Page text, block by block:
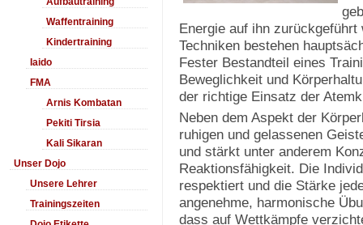
Energie auf ihn
Techniken bestehen
Fester Bestandteil eines
Beweglichkeit und
der richtige Einsatz der
Neben dem Aspekt der
ruhigen und gelassenen
und stärkt unter anderem
Reaktionsfähigkeit. Die
respektiert und die Stärke
angenehme, harmonische
dass auf Wettkämpfe
Waffentraining
Kindertraining
Iaido
FMA
Arnis Kombatan
Pekiti Tirsia
Kali Sikaran
Unser Dojo
Unsere Lehrer
Trainingszeiten